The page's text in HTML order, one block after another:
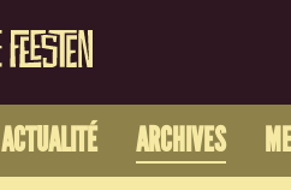
ACTUALITÉ ARCHIVES